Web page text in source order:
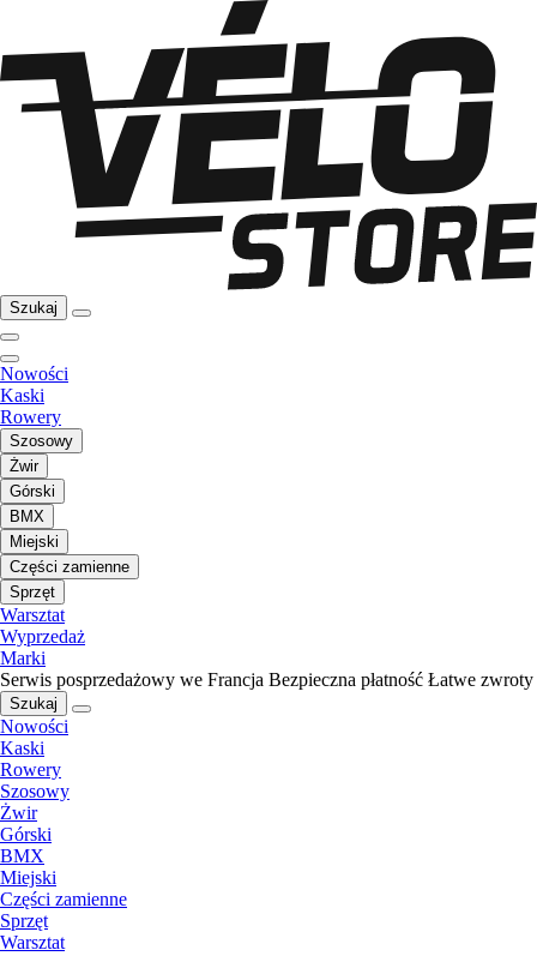
Szukaj
Nowości
Kaski
Rowery
Szosowy
Żwir
Górski
BMX
Miejski
Części zamienne
Sprzęt
Warsztat
Wyprzedaż
Marki
Serwis posprzedażowy we Francja Bezpieczna płatność Łatwe zwroty
Szukaj
Nowości
Kaski
Rowery
Szosowy
Żwir
Górski
BMX
Miejski
Części zamienne
Sprzęt
Warsztat